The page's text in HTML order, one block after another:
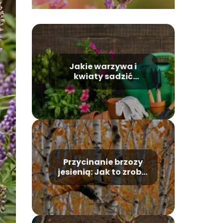
Jakie warzywa i
kwiaty sadzić
wiosną?
Przycinanie brzozy
jesienią: Jak to zrobić
poprawnie?